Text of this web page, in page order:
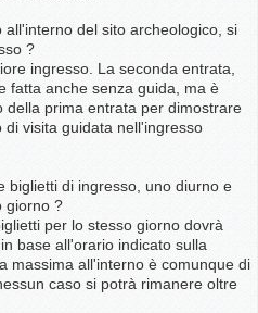
del sito archeologico, si
?
ingresso. La seconda entrata,
fatta anche senza guida, ma è
della prima entrata per dimostrare
visita guidata nell'ingresso
biglietti di ingresso, uno diurno e
giorno ?
per lo stesso giorno dovrà
base all'orario indicato sulla
massima all'interno è comunque di
caso si potrà rimanere oltre